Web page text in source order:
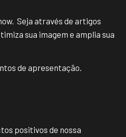
Seja através de artigos
sua imagem e amplia sua
de apresentação.
positivos de nossa